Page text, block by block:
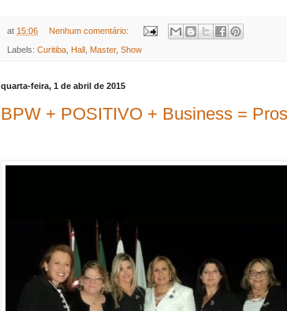
at 15:06 Nenhum comentário:
Labels: Curitiba Hall Master, Show
quarta-feira, 1 de abril de 2015
BPW + POSITIVO + Business =